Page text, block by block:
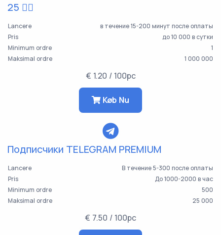
25 👯‍♀️
Lancere
в течение 15-200 минут после оплаты
Pris
до 10 000 в сутки
Minimum ordre
1
Maksimal ordre
1 000 000
€ 1.20 / 100pc
Køb Nu
Подписчики TELEGRAM PREMIUM
Lancere
В течение 5-300 после оплаты
Pris
До 1000-2000 в час
Minimum ordre
500
Maksimal ordre
25 000
€ 7.50 / 100pc